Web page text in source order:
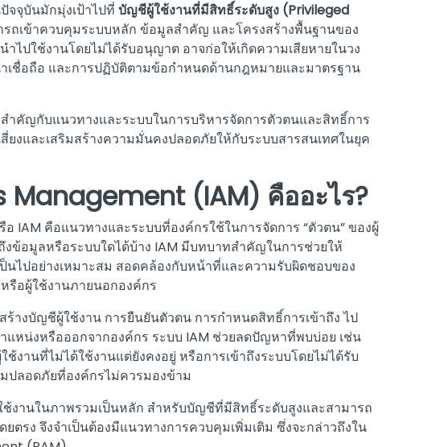
จจุบันมักมุ่งเป้าไปที่ บัญชีผู้ใช้งานที่มีสิทธิ์ระดับสูง (Privileged
รถเข้าควบคุมระบบหลัก ข้อมูลสำคัญ และโครงสร้างพื้นฐานของ
ไปใช้งานโดยไม่ได้รับอนุญาต อาจก่อให้เกิดความเสียหายในวง
เชื่อถือ และการปฏิบัติตามข้อกำหนดด้านกฎหมายและมาตรฐาน
ำคัญกับแนวทางและระบบในการบริหารจัดการตัวตนและสิทธิ์การ
ยงและเสริมสร้างความมั่นคงปลอดภัยให้กับระบบสารสนเทศในยุค
(IAM) คืออะไร?
IAM คือแนวทางและระบบที่องค์กรใช้ในการจัดการ “ตัวตน” ของผู้
ข้อมูลหรือระบบใดได้บ้าง IAM มีบทบาทสำคัญในการช่วยให้
ป็นไปอย่างเหมาะสม สอดคล้องกับหน้าที่และความรับผิดชอบของ
รือผู้ใช้งานภายนอกองค์กร
างบัญชีผู้ใช้งาน การยืนยันตัวตน การกำหนดสิทธิ์การเข้าถึง ไป
แหน่งหรือออกจากองค์กร ระบบ IAM ช่วยลดปัญหาที่พบบ่อย เช่น
งานที่ไม่ได้ใช้งานแต่ยังคงอยู่ หรือการเข้าถึงระบบโดยไม่ได้รับ
ปลอดภัยที่องค์กรไม่ควรมองข้าม
ช้งานในภาพรวมเป็นหลัก สำหรับบัญชีที่มีสิทธิ์ระดับสูงและสามารถ
ตรง จึงจำเป็นต้องมีแนวทางการควบคุมเพิ่มเติม ซึ่งจะกล่าวถึงใน